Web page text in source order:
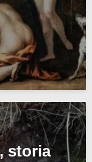
storia